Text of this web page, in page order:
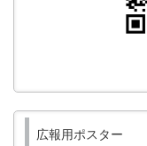
広報用ポスター